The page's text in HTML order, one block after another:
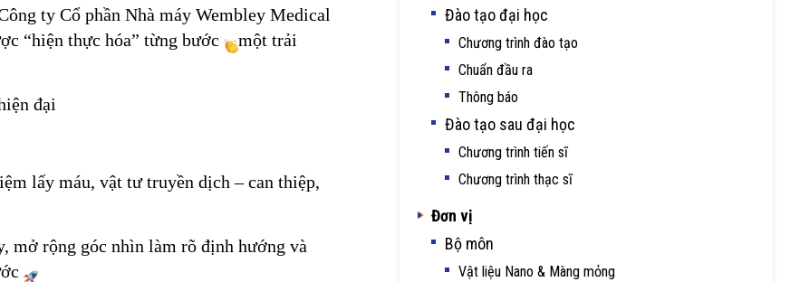
ty Cổ phần Nhà máy Wembley Medical
“hiện thực hóa” từng bước
một trải
đại
lấy máu, vật tư truyền dịch – can thiệp,
mở rộng góc nhìn làm rõ định hướng và
Đào tạo đại học
Chương trình đào tạo
Chuẩn đầu ra
Thông báo
Đào tạo sau đại học
Chương trình tiến sĩ
Chương trình thạc sĩ
Đơn vị
Bộ môn
Vật liệu Nano & Màng mỏng